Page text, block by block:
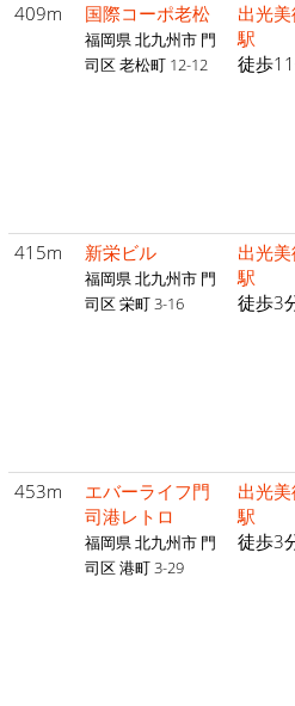
409m 国際コーポ老松
福岡県 北九州市 門
司区 老松町 12-12
出光
駅
徒歩
415m 新栄ビル
福岡県 北九州市 門
司区 栄町 3-16
出光
駅
徒歩3
453m
エバーライフ門
司港レトロ
福岡県 北九州市 門
司区 港町 3-29
出光
駅
徒歩3